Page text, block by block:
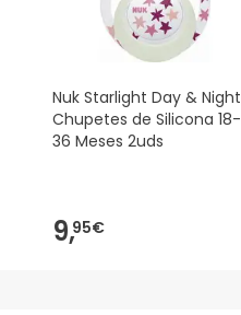
Nuk Starlight Day & Night
Chupetes de Silicona 18-
36 Meses 2uds
9,95€